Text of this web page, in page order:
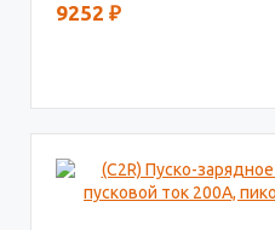
9252 ₽